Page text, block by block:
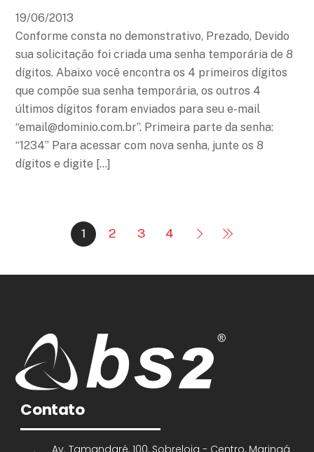
19/06/2013
Conforme consta no demonstrativo, Prezado, Devido
sua solicitação foi criada uma senha temporária de 8
dígitos. Abaixo você encontra os 4 primeiros dígitos
que compõe sua senha temporária, os outros 4
últimos dígitos foram enviados para seu e-mail
“email@dominio.com.br”. Primeira parte da senha:
“1234” Para acessar com nova senha, junte os 8
dígitos e digite […]
1 2 3 4
Contato
Av. Tamandaré, 100, Sobreloja - Centro, Maringá